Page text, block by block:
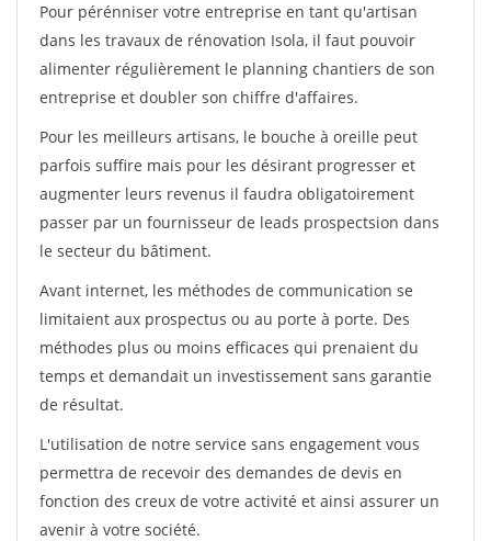
Pour pérénniser votre entreprise en tant qu'artisan
dans les travaux de rénovation Isola, il faut pouvoir
alimenter régulièrement le planning chantiers de son
entreprise et doubler son chiffre d'affaires.
Pour les meilleurs artisans, le bouche à oreille peut
parfois suffire mais pour les désirant progresser et
augmenter leurs revenus il faudra obligatoirement
passer par un fournisseur de leads prospectsion dans
le secteur du bâtiment.
Avant internet, les méthodes de communication se
limitaient aux prospectus ou au porte à porte. Des
méthodes plus ou moins efficaces qui prenaient du
temps et demandait un investissement sans garantie
de résultat.
L'utilisation de notre service sans engagement vous
permettra de recevoir des demandes de devis en
fonction des creux de votre activité et ainsi assurer un
avenir à votre société.